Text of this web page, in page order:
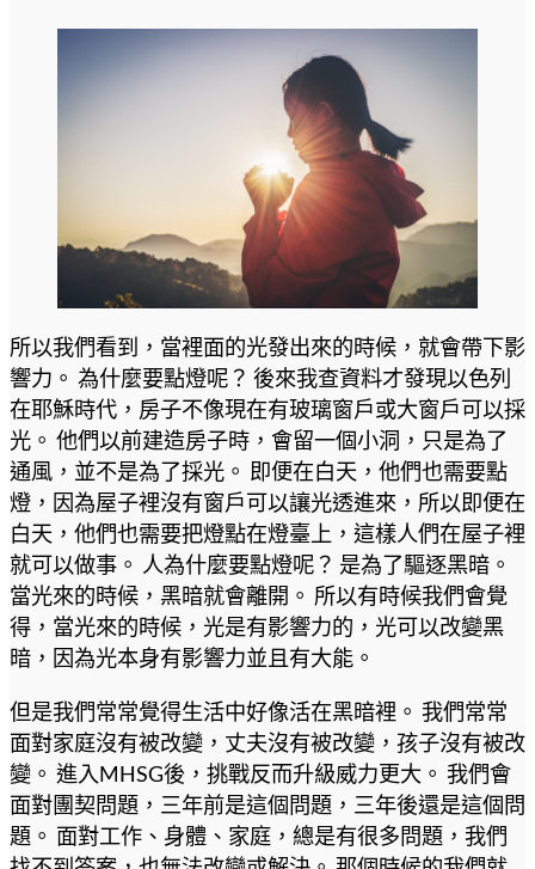
所以我們看到，當裡面的光發出來的時候，就會帶下影
響力。 為什麼要點燈呢？ 後來我查資料才發現以色列
在耶穌時代，房子不像現在有玻璃窗戶或大窗戶可以採
光。 他們以前建造房子時，會留一個小洞，只是為了
通風，並不是為了採光。 即便在白天，他們也需要點
燈，因為屋子裡沒有窗戶可以讓光透進來，所以即便在
白天，他們也需要把燈點在燈臺上，這樣人們在屋子裡
就可以做事。 人為什麼要點燈呢？ 是為了驅逐黑暗。
當光來的時候，黑暗就會離開。 所以有時候我們會覺
得，當光來的時候，光是有影響力的，光可以改變黑
暗，因為光本身有影響力並且有大能。
但是我們常常覺得生活中好像活在黑暗裡。 我們常常
面對家庭沒有被改變，丈夫沒有被改變，孩子沒有被改
變。 進入MHSG後，挑戰反而升級威力更大。 我們會
面對團契問題，三年前是這個問題，三年後還是這個問
題。 面對工作、身體、家庭，總是有很多問題，我們